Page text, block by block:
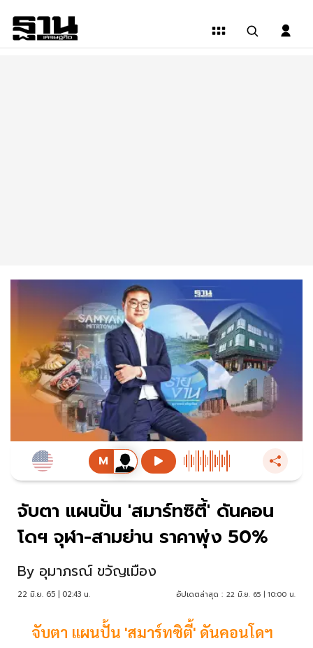
จับตา แผนปั้น 'สมาร์ทซิตี้' ดันคอน
โดฯ จุฬา-สามย่าน ราคาพุ่ง 50%
By อุมาภรณ์ ขวัญเมือง
22 มิ.ย. 65 | 02:43 น. อัปเดตล่าสุด : 22 มิ.ย. 65 | 10:00 น.
จับตา แผนปั้น 'สมาร์ทซิตี้' ดันคอนโดฯ